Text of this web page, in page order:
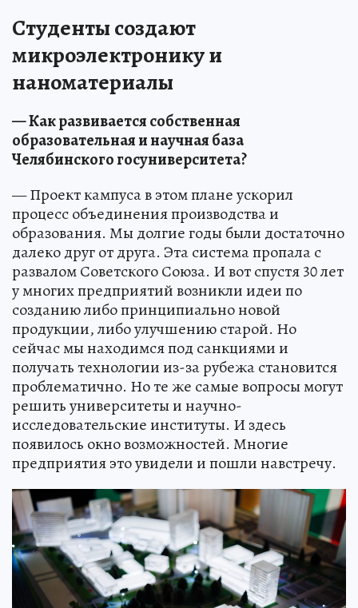
Студенты создают
микроэлектронику и
наноматериалы
— Как развивается собственная
образовательная и научная база
Челябинского госуниверситета?
— Проект кампуса в этом плане ускорил
процесс объединения производства и
образования. Мы долгие годы были достаточно
далеко друг от друга. Эта система пропала с
развалом Советского Союза. И вот спустя 30 лет
у многих предприятий возникли идеи по
созданию либо принципиально новой
продукции, либо улучшению старой. Но
сейчас мы находимся под санкциями и
получать технологии из-за рубежа становится
проблематично. Но те же самые вопросы могут
решить университеты и научно-
исследовательские институты. И здесь
появилось окно возможностей. Многие
предприятия это увидели и пошли навстречу.